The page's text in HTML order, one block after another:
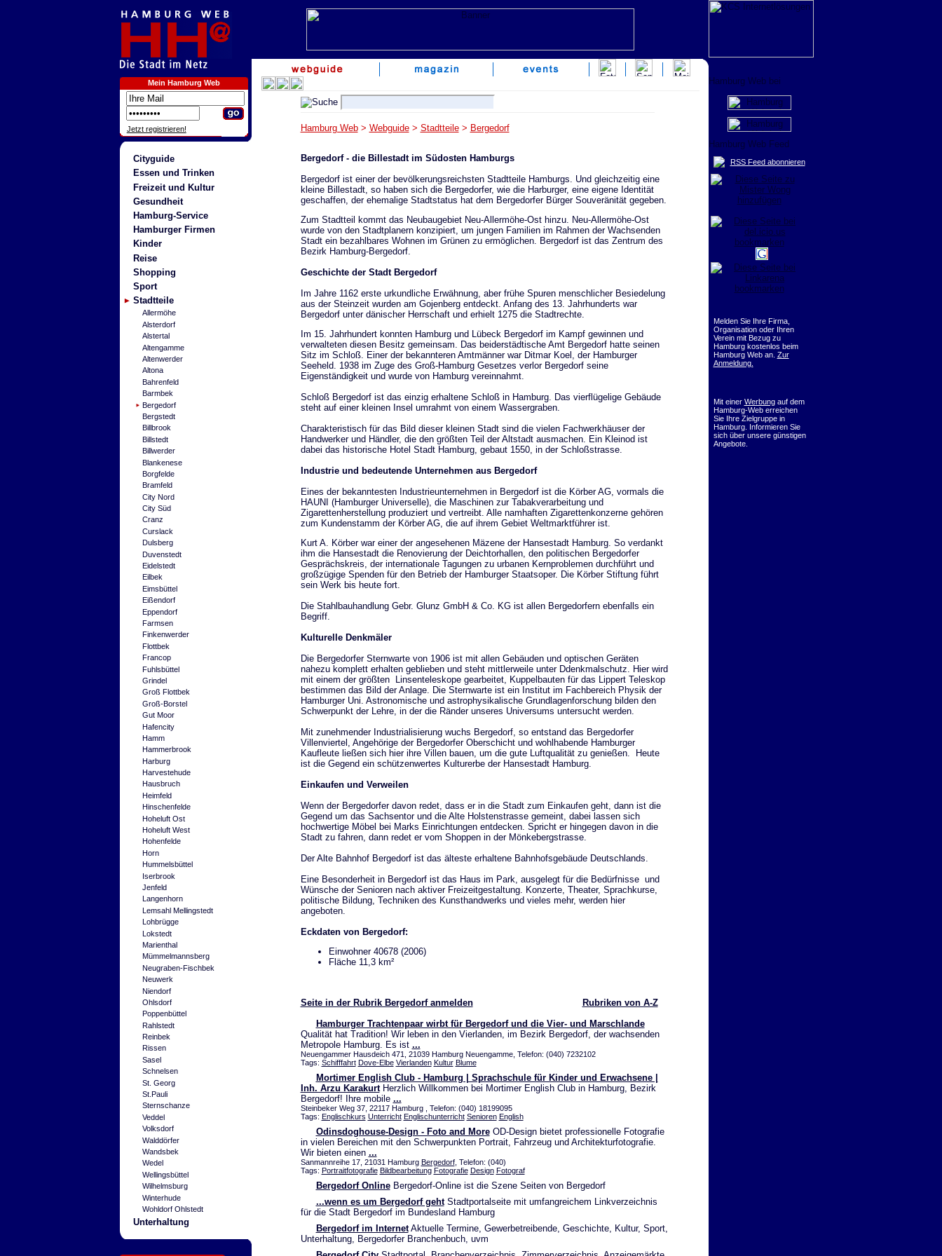
Mein Hamburg Web
Jetzt registrieren!
Cityguide
Essen und Trinken
Freizeit und Kultur
Gesundheit
Hamburg-Service
Hamburger Firmen
Kinder
Reise
Shopping
Sport
Stadtteile
Allermöhe
Alsterdorf
Alstertal
Altengamme
Altenwerder
Altona
Bahrenfeld
Barmbek
Bergedorf
Bergstedt
Billbrook
Billstedt
Billwerder
Blankenese
Borgfelde
Bramfeld
City Nord
City Süd
Cranz
Curslack
Dulsberg
Duvenstedt
Eidelstedt
Eilbek
Eimsbüttel
Eißendorf
Eppendorf
Farmsen
Finkenwerder
Flottbek
Francop
Fuhlsbüttel
Grindel
Groß Flottbek
Groß-Borstel
Gut Moor
Hafencity
Hamm
Hammerbrook
Harburg
Harvestehude
Hausbruch
Heimfeld
Hinschenfelde
Hoheluft Ost
Hoheluft West
Hohenfelde
Horn
Hummelsbüttel
Iserbrook
Jenfeld
Langenhorn
Lemsahl Mellingstedt
Lohbrügge
Lokstedt
Marienthal
Mümmelmannsberg
Neugraben-Fischbek
Neuwerk
Niendorf
Ohlsdorf
Poppenbüttel
Rahlstedt
Reinbek
Rissen
Sasel
Schnelsen
St. Georg
St.Pauli
Sternschanze
Veddel
Volksdorf
Walddörfer
Wandsbek
Wedel
Wellingsbüttel
Wilhelmsburg
Winterhude
Wohldorf Ohlstedt
Unterhaltung
Hamburg Web> Webguide> Stadtteile> Bergedorf
Bergedorf - die Billestadt im Südosten Hamburgs
Bergedorf ist einer der bevölkerungsreichsten Stadtteile Hamburgs. Und gleichzeitig eine
kleine Billestadt, so haben sich die Bergedorfer, wie die Harburger, eine eigene Identität
geschaffen, der ehemalige Stadtstatus hat dem Bergedorfer Bürger Souveränität gegeben.
Zum Stadtteil kommt das Neubaugebiet Neu-Allermöhe-Ost hinzu. Neu-Allermöhe-Ost
wurde von den Stadtplanern konzipiert, um jungen Familien im Rahmen der Wachsenden
Stadt ein bezahlbares Wohnen im Grünen zu ermöglichen. Bergedorf ist das Zentrum des
Bezirk Hamburg-Bergedorf.
Geschichte der Stadt Bergedorf
Im Jahre 1162 erste urkundliche Erwähnung, aber frühe Spuren menschlicher Besiedelung
aus der Steinzeit wurden am Gojenberg entdeckt. Anfang des 13. Jahrhunderts war
Bergedorf unter dänischer Herrschaft und erhielt 1275 die Stadtrechte.
Im 15. Jahrhundert konnten Hamburg und Lübeck Bergedorf im Kampf gewinnen und
verwalteten diesen Besitz gemeinsam. Das beiderstädtische Amt Bergedorf hatte seinen
Sitz im Schloß. Einer der bekannteren Amtmänner war Ditmar Koel, der Hamburger
Seeheld. 1938 im Zuge des Groß-Hamburg Gesetzes verlor Bergedorf seine
Eigenständigkeit und wurde von Hamburg vereinnahmt.
Schloß Bergedorf ist das einzig erhaltene Schloß in Hamburg. Das vierflügelige Gebäude
steht auf einer kleinen Insel umrahmt von einem Wassergraben.
Charakteristisch für das Bild dieser kleinen Stadt sind die vielen Fachwerkhäuser der
Handwerker und Händler, die den größten Teil der Altstadt ausmachen. Ein Kleinod ist
dabei das historische Hotel Stadt Hamburg, gebaut 1550, in der Schloßstrasse.
Industrie und bedeutende Unternehmen aus Bergedorf
Eines der bekanntesten Industrieunternehmen in Bergedorf ist die Körber AG, vormals die
HAUNI (Hamburger Universelle), die Maschinen zur Tabakverarbeitung und
Zigarettenherstellung produziert und vertreibt. Alle namhaften Zigarettenkonzerne gehören
zum Kundenstamm der Körber AG, die auf ihrem Gebiet Weltmarktführer ist.
Kurt A. Körber war einer der angesehenen Mäzene der Hansestadt Hamburg. So verdankt
ihm die Hansestadt die Renovierung der Deichtorhallen, den politischen Bergedorfer
Gesprächskreis, der internationale Tagungen zu urbanen Kernproblemen durchführt und
großzügige Spenden für den Betrieb der Hamburger Staatsoper. Die Körber Stiftung führt
sein Werk bis heute fort.
Die Stahlbauhandlung Gebr. Glunz GmbH & Co. KG ist allen Bergedorfern ebenfalls ein
Begriff.
Kulturelle Denkmäler
Die Bergedorfer Sternwarte von 1906 ist mit allen Gebäuden und optischen Geräten
nahezu komplett erhalten geblieben und steht mittlerweile unter Ddenkmalschutz. Hier wird
mit einem der größten Linsenteleskope gearbeitet, Kuppelbauten für das Lippert Teleskop
bestimmen das Bild der Anlage. Die Sternwarte ist ein Institut im Fachbereich Physik der
Hamburger Uni. Astronomische und astrophysikalische Grundlagenforschung bilden den
Schwerpunkt der Lehre, in der die Ränder unseres Universums untersucht werden.
Mit zunehmender Industrialisierung wuchs Bergedorf, so entstand das Bergedorfer
Villenviertel, Angehörige der Bergedorfer Oberschicht und wohlhabende Hamburger
Kaufleute ließen sich hier ihre Villen bauen, um die gute Luftqualität zu genießen. Heute
ist die Gegend ein schützenwertes Kulturerbe der Hansestadt Hamburg.
Einkaufen und Verweilen
Wenn der Bergedorfer davon redet, dass er in die Stadt zum Einkaufen geht, dann ist die
Gegend um das Sachsentor und die Alte Holstenstrasse gemeint, dabei lassen sich
hochwertige Möbel bei Marks Einrichtungen entdecken. Spricht er hingegen davon in die
Stadt zu fahren, dann redet er vom Shoppen in der Mönkebergstrasse.
Der Alte Bahnhof Bergedorf ist das älteste erhaltene Bahnhofsgebäude Deutschlands.
Eine Besonderheit in Bergedorf ist das Haus im Park, ausgelegt für die Bedürfnisse und
Wünsche der Senioren nach aktiver Freizeitgestaltung. Konzerte, Theater, Sprachkurse,
politische Bildung, Techniken des Kunsthandwerks und vieles mehr, werden hier
angeboten.
Eckdaten von Bergedorf:
Einwohner 40678 (2006)
Fläche 11,3 km²
Rubriken von A-Z
Seite in der Rubrik Bergedorf anmelden
Hamburger Trachtenpaar wirbt für Bergedorf und die Vier- und Marschlande
Qualität hat Tradition! Wir leben in den Vierlanden, im Bezirk Bergedorf, der wachsenden
Metropole Hamburg. Es ist ...
Neuengammer Hausdeich 471, 21039 Hamburg Neuengamme, Telefon: (040) 7232102
Tags: Schifffahrt Dove-Elbe Vierlanden Kultur Blume
Mortimer English Club - Hamburg | Sprachschule für Kinder und Erwachsene |
Inh. Arzu KarakurtHerzlich Willkommen bei Mortimer English Club in Hamburg, Bezirk
Bergedorf! Ihre mobile ...
Steinbeker Weg 37, 22117 Hamburg , Telefon: (040) 18199095
Tags: Englischkurs Unterricht Englischunterricht Senioren English
Odinsdoghouse-Design - Foto and MoreOD-Design bietet professionelle Fotografie
in vielen Bereichen mit den Schwerpunkten Portrait, Fahrzeug und Architekturfotografie.
Wir bieten einen ...
Sanmannreihe 17, 21031 Hamburg Bergedorf, Telefon: (040)
Tags: Portraitfotografie Bildbearbeitung Fotografie Design Fotograf
Bergedorf OnlineBergedorf-Online ist die Szene Seiten von Bergedorf
...wenn es um Bergedorf gehtStadtportalseite mit umfangreichem Linkverzeichnis
für die Stadt Bergedorf im Bundesland Hamburg
Bergedorf im InternetAktuelle Termine, Gewerbetreibende, Geschichte, Kultur, Sport,
Unterhaltung, Bergedorfer Branchenbuch, uvm
RSS Feed abonnieren
Melden Sie Ihre Firma,
Organisation oder Ihren
Verein mit Bezug zu
Hamburg kostenlos beim
Hamburg Web an. Zur
Anmeldung.
Mit einer Werbungauf dem
Hamburg-Web erreichen
Sie Ihre Zielgruppe in
Hamburg. Informieren Sie
sich über unsere günstigen
Angebote.